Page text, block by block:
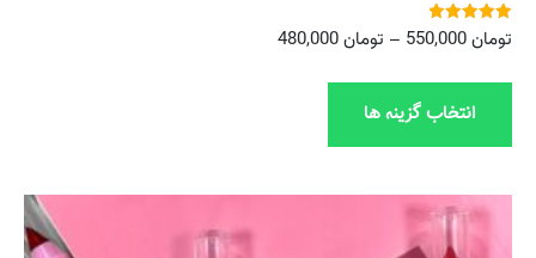
نمره
5.00
تومان – تومان
انتخاب گزینه ها